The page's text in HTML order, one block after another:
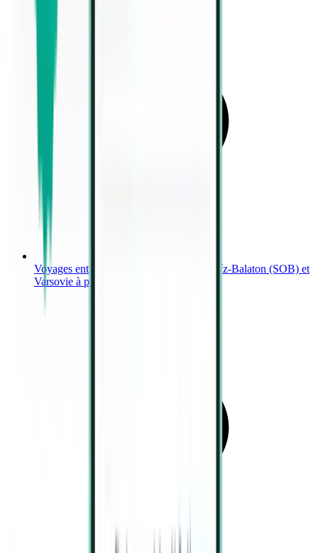
Voyages entre Aéroport international Hévíz-Balaton (SOB) et
Varsovie à partir de 454 €